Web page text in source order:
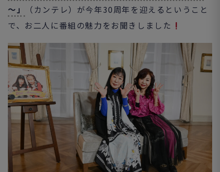
～」
（カンテレ）が今年30周年を迎えるということ
で、お二人に番組の魅力をお聞きしました